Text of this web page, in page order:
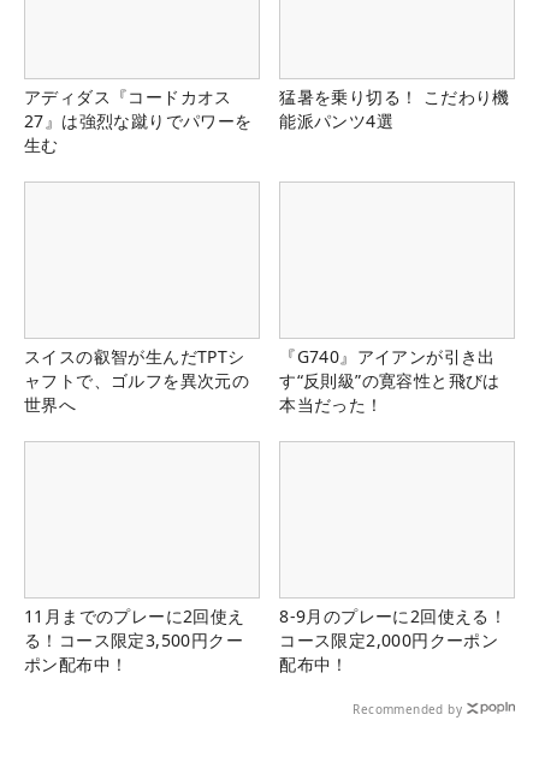
アディダス『コードカオス
27』は強烈な蹴りでパワーを
生む
猛暑を乗り切る！ こだわり機
能派パンツ4選
スイスの叡智が生んだTPTシ
ャフトで、ゴルフを異次元の
世界へ
『G740』アイアンが引き出
す“反則級”の寛容性と飛びは
本当だった！
11月までのプレーに2回使え
る！コース限定3,500円クー
ポン配布中！
8-9月のプレーに2回使える！
コース限定2,000円クーポン
配布中！
Recommended by